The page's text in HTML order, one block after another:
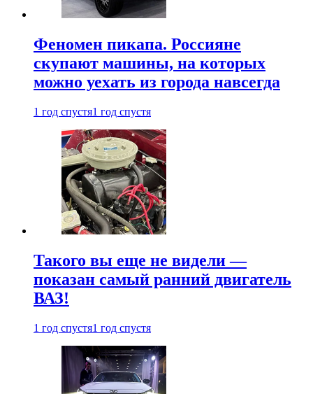
Феномен пикапа. Россияне
скупают машины, на которых
можно уехать из города навсегда
1 год спустя1 год спустя
Такого вы еще не видели —
показан самый ранний двигатель
ВАЗ!
1 год спустя1 год спустя